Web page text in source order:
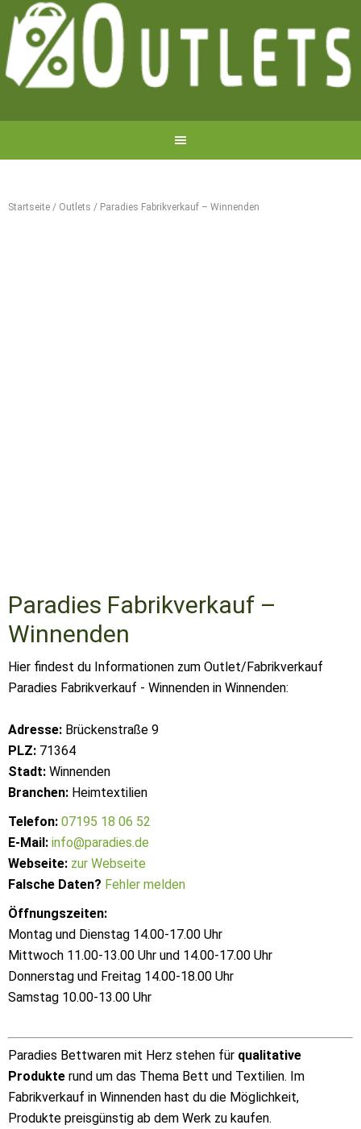
Startseite / Outlets / Paradies Fabrikverkauf – Winnenden
Paradies Fabrikverkauf –
Winnenden
Hier findest du Informationen zum Outlet/Fabrikverkauf
Paradies Fabrikverkauf - Winnenden in Winnenden:
Adresse: Brückenstraße 9
PLZ: 71364
Stadt: Winnenden
Branchen: Heimtextilien
Telefon: 07195 18 06 52
E-Mail: info@paradies.de
Webseite: zur Webseite
Falsche Daten? Fehler melden
Öffnungszeiten:
Montag und Dienstag 14.00-17.00 Uhr
Mittwoch 11.00-13.00 Uhr und 14.00-17.00 Uhr
Donnerstag und Freitag 14.00-18.00 Uhr
Samstag 10.00-13.00 Uhr
Paradies Bettwaren mit Herz stehen für qualitative
Produkte rund um das Thema Bett und Textilien. Im
Fabrikverkauf in Winnenden hast du die Möglichkeit,
Produkte preisgünstig ab dem Werk zu kaufen.